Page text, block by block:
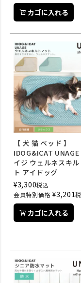
カゴに入れる
【 犬 猫 ベッド 】
IDOG&ICAT UNAGE
イジ ウェルネスキル
ト アイドッグ
¥3,300税込
会員特別価格 ¥3,201
カゴに入れる